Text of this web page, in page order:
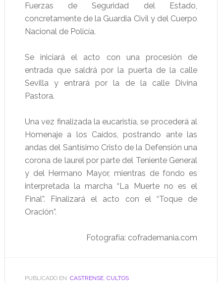
Fuerzas de Seguridad del Estado,
concretamente de la Guardia Civil y del Cuerpo
Nacional de Policía.
Se iniciará el acto con una procesión de
entrada que saldrá por la puerta de la calle
Sevilla y entrará por la de la calle Divina
Pastora.
Una vez finalizada la eucaristía, se procederá al
Homenaje a los Caídos, postrando ante las
andas del Santísimo Cristo de la Defensión una
corona de laurel por parte del Teniente General
y del Hermano Mayor, mientras de fondo es
interpretada la marcha “La Muerte no es el
Final”. Finalizará el acto con el “Toque de
Oración”.
Fotografía: cofrademania.com
PUBLICADO EN: CASTRENSE, CULTOS